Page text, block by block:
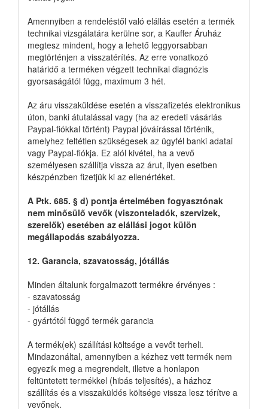
Amennyiben a rendeléstől való elállás esetén a termék
technikai vizsgálatára kerülne sor, a Kauffer Áruház
megtesz mindent, hogy a lehető leggyorsabban
megtörténjen a visszatérítés. Az erre vonatkozó
határidő a terméken végzett technikai diagnózis
gyorsaságától függ, maximum 3 hét.
Az áru visszaküldése esetén a visszafizetés elektronikus
úton, banki átutalással vagy (ha az eredeti vásárlás
Paypal-fiókkal történt) Paypal jóváírással történik,
amelyhez feltétlen szükségesek az ügyfél banki adatai
vagy Paypal-fiókja. Ez alól kivétel, ha a vevő
személyesen szállítja vissza az árut, ilyen esetben
készpénzben fizetjük ki az ellenértéket.
A Ptk. 685. § d) pontja értelmében fogyasztónak
nem minősülő vevők (viszonteladók, szervizek,
szerelők) esetében az elállási jogot külön
megállapodás szabályozza.
12. Garancia, szavatosság, jótállás
Minden általunk forgalmazott termékre érvényes :
- szavatosság
- jótállás
- gyártótól függő termék garancia
A termék(ek) szállítási költsége a vevőt terheli.
Mindazonáltal, amennyiben a kézhez vett termék nem
egyezik meg a megrendelt, illetve a honlapon
feltüntetett termékkel (hibás teljesítés), a házhoz
szállítás és a visszaküldés költsége vissza lesz térítve a
vevőnek.